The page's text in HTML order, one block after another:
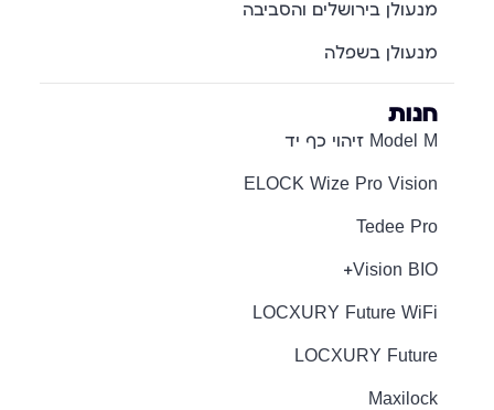
מנעולן בירושלים והסביבה
מנעולן בשפלה
חנות
Model M זיהוי כף יד
ELOCK Wize Pro Vision
Tedee Pro
Vision BIO+
LOCXURY Future WiFi
LOCXURY Future
Maxilock